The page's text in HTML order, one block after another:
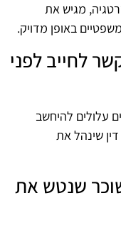
מגיש את
באופן מדויק.
לחייב לפני
עלולים להיחשב
שינהל את
שנטש את